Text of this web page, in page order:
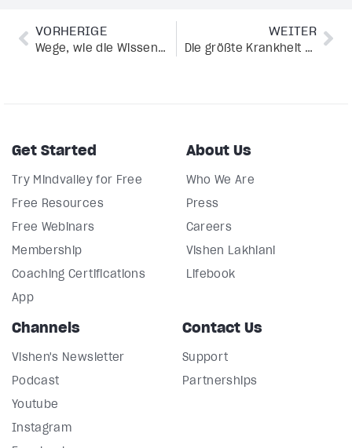
VORHERIGE
Wege, wie die Wissenschaft jetzt beweist, dass niemand auf diesem Planeten unbedeutend ist
WEITER
Die größte Krankheit der Menschheit: „Ich bin nicht genug“.
Get Started
Try Mindvalley for Free
Free Resources
Free Webinars
Membership
Coaching Certifications
App
About Us
Who We Are
Press
Careers
Vishen Lakhiani
Lifebook
Channels
Vishen's Newsletter
Podcast
Youtube
Instagram
Contact Us
Support
Partnerships